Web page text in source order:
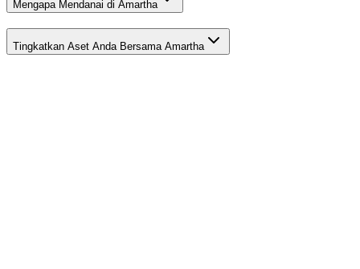
Mengapa Mendanai di Amartha
Tingkatkan Aset Anda Bersama Amartha